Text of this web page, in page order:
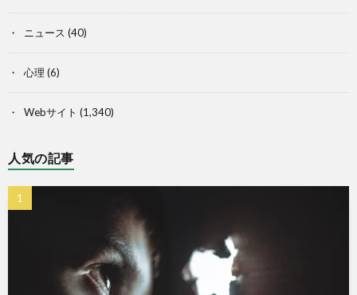
ニュース (40)
心理 (6)
Webサイト (1,340)
人気の記事